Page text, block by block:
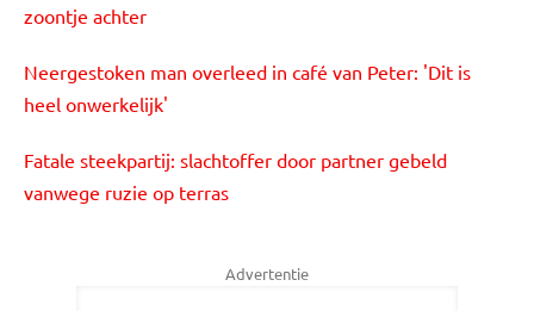
zoontje achter
Neergestoken man overleed in café van Peter: 'Dit is
heel onwerkelijk'
Fatale steekpartij: slachtoffer door partner gebeld
vanwege ruzie op terras
Advertentie